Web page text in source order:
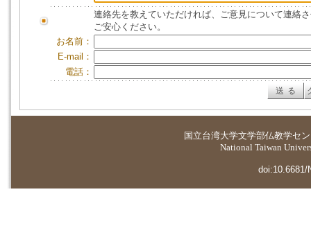
連絡先を教えていただければ、ご意見について連絡
ご安心ください。
お名前：
E-mail：
電話：
国立台湾大学文学部仏教学セ
National Taiwan
doi:10.6681/